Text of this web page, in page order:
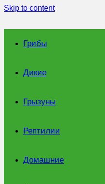
Skip to content
Грибы
Дикие
Грызуны
Рептилии
Домашние